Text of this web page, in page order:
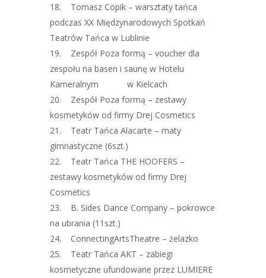
18. Tomasz Copik – warsztaty tańca
podczas XX Międzynarodowych Spotkań
Teatrów Tańca w Lublinie
19. Zespół Poza formą – voucher dla
zespołu na basen i saunę w Hotelu
Kameralnym w Kielcach
20. Zespół Poza formą – zestawy
kosmetyków od firmy Drej Cosmetics
21. Teatr Tańca Alacarte – maty
gimnastyczne (6szt.)
22. Teatr Tańca THE HOOFERS –
zestawy kosmetyków od firmy Drej
Cosmetics
23. B. Sides Dance Company – pokrowce
na ubrania (11szt.)
24. ConnectingArtsTheatre – żelazko
25. Teatr Tańca AKT – zabiegi
kosmetyczne ufundowane przez LUMIERE